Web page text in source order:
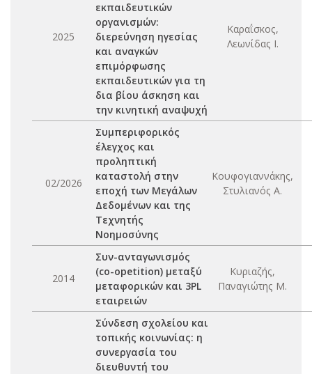
2025
εκπαιδευτικών
οργανισμών:
διερεύνηση ηγεσίας
και αναγκών
επιμόρφωσης
εκπαιδευτικών για τη
δια βίου άσκηση και
την κινητική αναψυχή
Καραΐσκος,
Λεωνίδας Ι.
02/2026
Συμπεριφορικός
έλεγχος και
προληπτική
καταστολή στην
εποχή των Μεγάλων
Δεδομένων και της
Τεχνητής
Νοημοσύνης
Κουφογιαννάκης,
Στυλιανός Α.
2014
Συν-ανταγωνισμός
(co-opetition) μεταξύ
μεταφορικών και 3PL
εταιρειών
Κυριαζής,
Παναγιώτης Μ.
Σύνδεση σχολείου και
τοπικής κοινωνίας: η
συνεργασία του
διευθυντή του